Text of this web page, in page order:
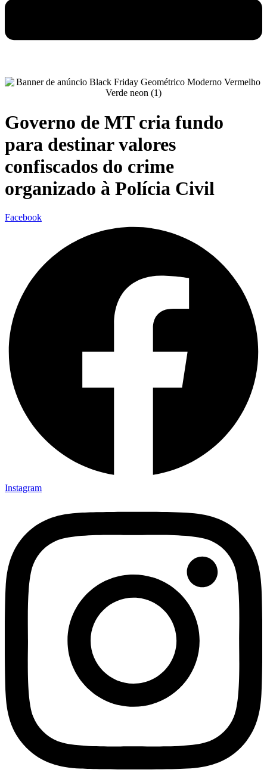
Governo de MT cria fundo
para destinar valores
confiscados do crime
organizado à Polícia Civil
Facebook
Instagram